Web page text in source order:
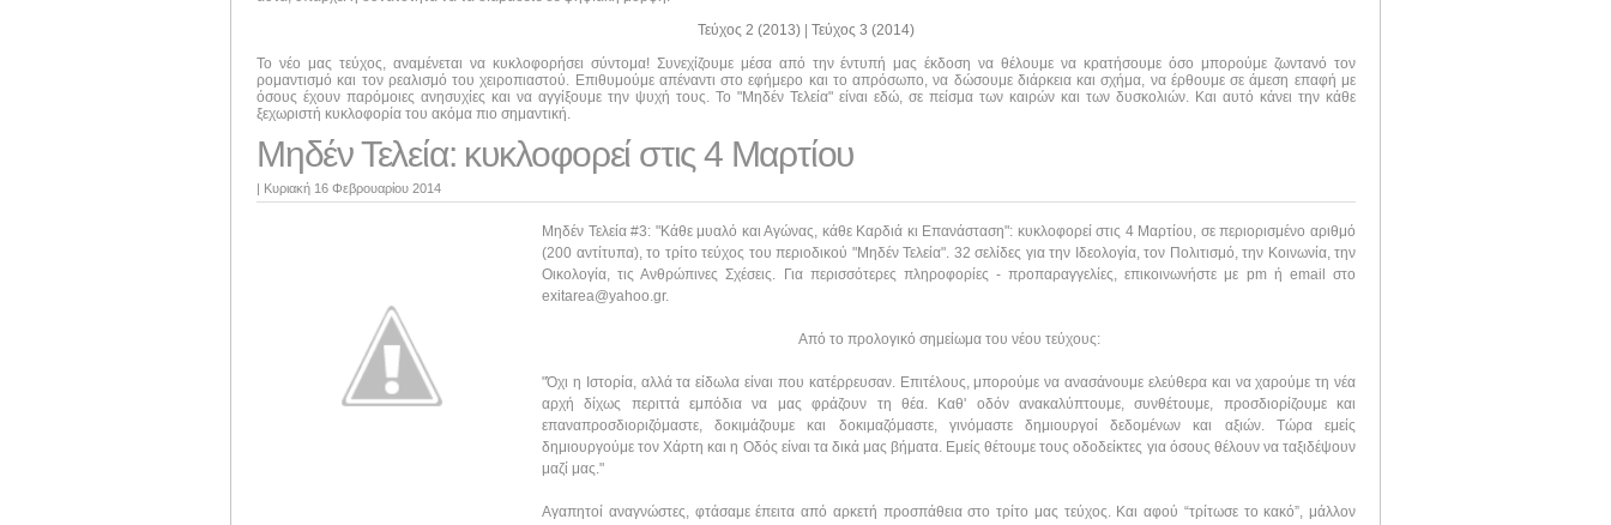
Τεύχος 2 (2013) | Τεύχος 3 (2014)
Το νέο μας τεύχος, αναμένεται να κυκλοφορήσει σύντομα! Συνεχίζουμε μέσα από την έντυπή μας έκδοση να θέλουμε να κρατήσουμε όσο μπορούμε ζωντανό τον
ρομαντισμό και τον ρεαλισμό του χειροπιαστού. Επιθυμούμε απέναντι στο εφήμερο και το απρόσωπο, να δώσουμε διάρκεια και σχήμα, να έρθουμε σε άμεση επαφή με
όσους έχουν παρόμοιες ανησυχίες και να αγγίξουμε την ψυχή τους. Το "Μηδέν Τελεία" είναι εδώ, σε πείσμα των καιρών και των δυσκολιών. Και αυτό κάνει την κάθε
ξεχωριστή κυκλοφορία του ακόμα πιο σημαντική.
Μηδέν Τελεία: κυκλοφορεί στις 4 Μαρτίου
| Κυριακή 16 Φεβρουαρίου 2014
Μηδέν Τελεία #3: "Κάθε μυαλό και Αγώνας, κάθε Καρδιά κι Επανάσταση": κυκλοφορεί στις 4 Μαρτίου, σε περιορισμένο αριθμό
(200 αντίτυπα), το τρίτο τεύχος του περιοδικού "Μηδέν Τελεία". 32 σελίδες για την Ιδεολογία, τον Πολιτισμό, την Κοινωνία, την
Οικολογία, τις Ανθρώπινες Σχέσεις. Για περισσότερες πληροφορίες - προπαραγγελίες, επικοινωνήστε με pm ή email στο
exitarea@yahoo.gr.
Από το προλογικό σημείωμα του νέου τεύχους:
"Όχι η Ιστορία, αλλά τα είδωλα είναι που κατέρρευσαν. Επιτέλους, μπορούμε να ανασάνουμε ελεύθερα και να χαρούμε τη νέα
αρχή δίχως περιττά εμπόδια να μας φράζουν τη θέα. Καθ' οδόν ανακαλύπτουμε, συνθέτουμε, προσδιορίζουμε και
επαναπροσδιοριζόμαστε, δοκιμάζουμε και δοκιμαζόμαστε, γινόμαστε δημιουργοί δεδομένων και αξιών. Τώρα εμείς
δημιουργούμε τον Χάρτη και η Οδός είναι τα δικά μας βήματα. Εμείς θέτουμε τους οδοδείκτες για όσους θέλουν να ταξιδέψουν
μαζί μας."
Αγαπητοί αναγνώστες, φτάσαμε έπειτα από αρκετή προσπάθεια στο τρίτο μας τεύχος. Και αφού “τρίτωσε το κακό”, μάλλον